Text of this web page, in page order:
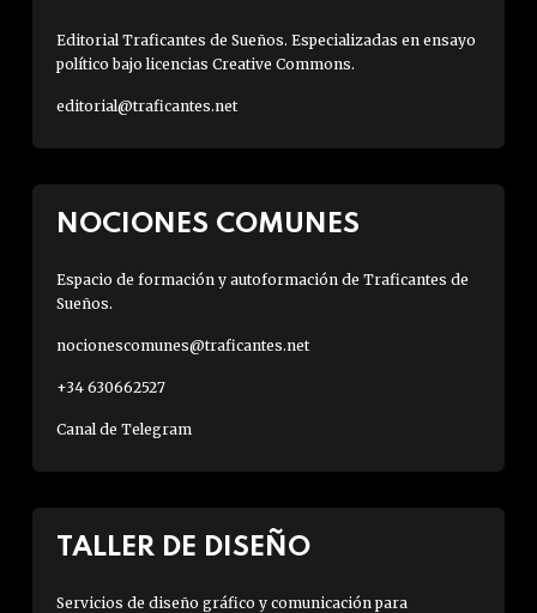
Editorial Traficantes de Sueños. Especializadas en ensayo
político bajo licencias Creative Commons.
editorial@traficantes.net
NOCIONES COMUNES
Espacio de formación y autoformación de Traficantes de
Sueños.
nocionescomunes@traficantes.net
+34 630662527
Canal de Telegram
TALLER DE DISEÑO
Servicios de diseño gráfico y comunicación para